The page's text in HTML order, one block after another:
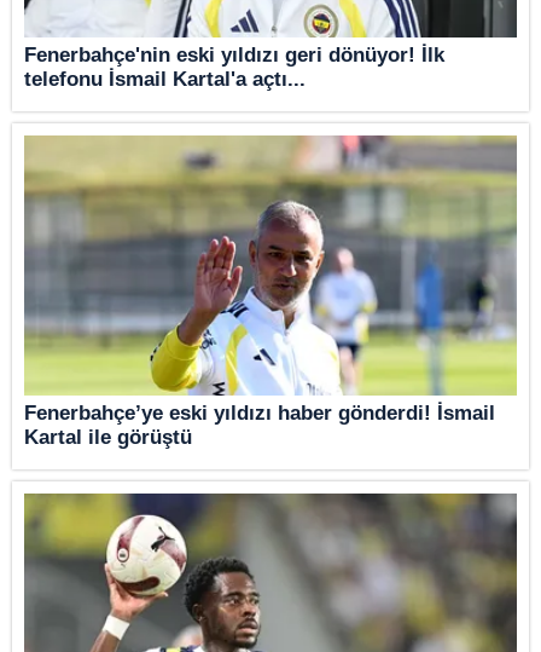
Fenerbahçe'nin eski yıldızı geri dönüyor! İlk
telefonu İsmail Kartal'a açtı...
Fenerbahçe’ye eski yıldızı haber gönderdi! İsmail
Kartal ile görüştü